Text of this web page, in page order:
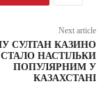
Next article
СУЛТАН КАЗИНО
СТАЛО НАСТІЛЬКИ
ПОПУЛЯРНИМ У
КАЗАХСТАНІ